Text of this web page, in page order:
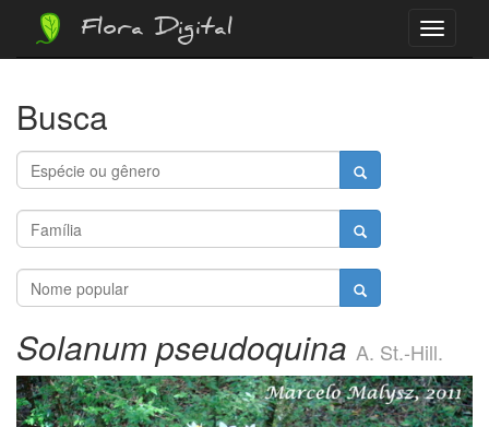
Menu
Flora Digital
Busca
Solanum pseudoquina A. St.-Hill.